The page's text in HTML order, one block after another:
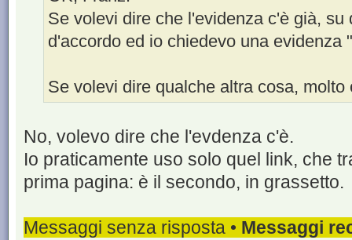
Se volevi dire che l'evidenza c'è già,
d'accordo ed io chiedevo una evidenza
Se volevi dire qualche altra cosa,
No, volevo dire che l'evdenza c'è.
Io praticamente uso solo quel link, che
prima pagina: è il secondo, in grassetto.
Messaggi senza risposta • Messaggi